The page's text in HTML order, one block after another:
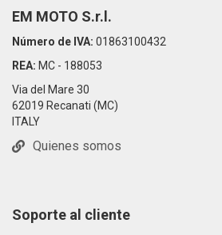
EM MOTO S.r.l.
Número de IVA: 01863100432
REA: MC - 188053
Via del Mare 30
62019 Recanati (MC)
ITALY
Quienes somos
Soporte al cliente